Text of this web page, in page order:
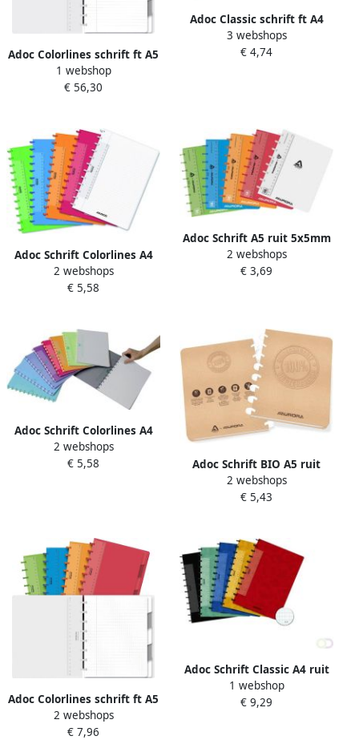
Adoc Colorlines schrift ft A5
144 bladzijden gelijnd
geassorteerde kleuren
1 webshop
€ 56,30
Adoc Classic schrift ft A4
144 bladzijden geruit 5 mm
geassorteerde kleuren
3 webshops
€ 4,74
Adoc Schrift Colorlines A4
lijn144blz 90gr PP assorti
2 webshops
€ 5,58
Adoc Schrift A5 ruit 5x5mm
144 pagina's 90gr
transparant assorti
2 webshops
€ 3,69
Adoc Schrift Colorlines A4
ruit 5x5mm 144blz 90gr PP
assorti
2 webshops
€ 5,58
Adoc Schrift BIO A5 ruit
5x5mm 144 pagina's 90gr
kraft
2 webshops
€ 5,43
Adoc Colorlines schrift ft A5
144 bladzijden commercieel
geruit geassorteerde
2 webshops
€ 7,96
Adoc Schrift Classic A4 ruit
4x8mm 144 pagina's 90gr
assorti
1 webshop
€ 9,29